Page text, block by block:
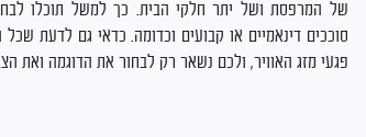
של המרפסת ושל יתר חלקי הבית. כך למשל תוכלו
סוככים דינאמיים או קבועים וכדומה. כדאי גם לדעת
פגעי מזג האוויר, ולכם נשאר רק לבחור את הדוגמה ואת